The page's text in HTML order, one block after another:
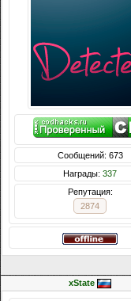
Сообщений: 673
Награды: 337
Репутация:
2874
xState